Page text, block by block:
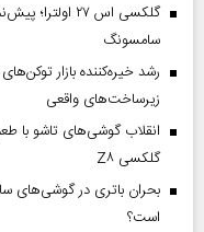
گلکسی اس ۲۷
سامسونگ
زیرساخت‌های واقعی
انقلاب گوشی‌های تاشو‌ با
گلکسی Z۸
است؟